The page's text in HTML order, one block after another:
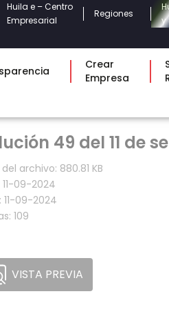
Huila e – Centro
Empresarial
Regiones
y
Crear
Empresa
49 del 11 de
archivo: 880.81 KB
09-2024
11-09-2024
109
VISTA PREVIA